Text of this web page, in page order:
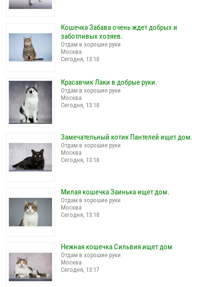
Кошечка Забава очень ждет добрых и
заботливых хозяев.
Отдам в хорошие руки
Москва
Сегодня, 13:18
Красавчик Лаки в добрые руки.
Отдам в хорошие руки
Москва
Сегодня, 13:18
Замечательный котик Пантелей ищет дом.
Отдам в хорошие руки
Москва
Сегодня, 13:18
Милая кошечка Заинька ищет дом.
Отдам в хорошие руки
Москва
Сегодня, 13:18
Нежная кошечка Сильвия ищет дом
Отдам в хорошие руки
Москва
Сегодня, 13:17